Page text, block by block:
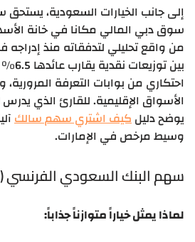
سوق دبي المالي مكانا في خانة
بين
احتكاري من بوابات التعرفة
الأسواق الإقليمية. للقارئ الذي
يوضح دليلكيف اشتري سهم سالك
وسيط مرخص في الإمارات.
سهم البنك السعودي الفرنسي (1050)
لماذا يمثل خياراً متوازناً جذاباً: